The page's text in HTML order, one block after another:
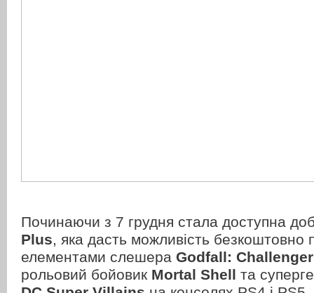
Починаючи з 7 грудня стала доступна
Plus, яка дасть можливість безкоштовно
елементами слешера Godfall:
рольовий бойовик Mortal Shell та